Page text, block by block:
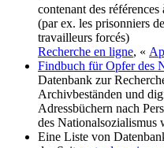
contenant des
(par ex. les prisonniers
travailleurs forcés)
Recherche en ligne, «
Findbuch für Opfer des
Datenbank zur
Archivbeständen und
Adressbüchern nach
des Nationalsozialismus
Eine Liste von